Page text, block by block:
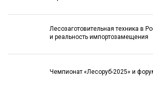
Лесозаготовительная техника в
и реальность импортозамещения
Чемпионат «Лесоруб-2025» и